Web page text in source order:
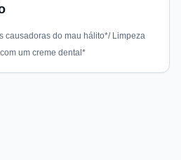
causadoras do mau hálito*/ Limpeza
um creme dental*